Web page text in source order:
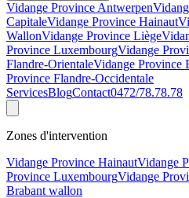
Vidange Province Antwerpen
CapitaleVidange Province Hainaut
WallonVidange Province Liège
Province LuxembourgVidange
Flandre-OrientaleVidange Province
Province Flandre-Occidentale
ServicesBlogContact0472/78.78.78
Zones d'intervention
Vidange Province HainautVidange
Province LuxembourgVidange
Brabant wallon